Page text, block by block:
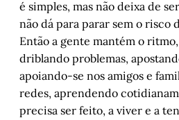
é simples, mas não deixa de
não dá para parar sem o risco
Então a gente mantém o
driblando problemas,
apoiando-se nos amigos e
redes, aprendendo
precisa ser feito, a viver e a